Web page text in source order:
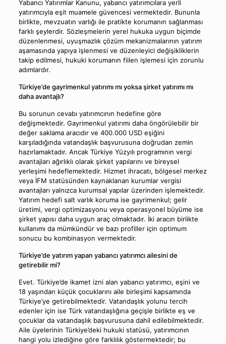
Yabancı Yatırımlar Kanunu, yabancı yatırımcılara yerli
yatırımcıyla eşit muamele güvencesi vermektedir. Bununla
birlikte, mevzuatın varlığı ile pratikte korumanın sağlanması
farklı şeylerdir. Sözleşmelerin yerel hukuka uygun biçimde
düzenlenmesi, uyuşmazlık çözüm mekanizmalarının yatırım
aşamasında yapıya işlenmesi ve düzenleyici değişikliklerin
takip edilmesi, hukuki korumanın fiilen işlemesi için zorunlu
adımlardır.
Türkiye’de gayrimenkul yatırımı mı yoksa şirket yatırımı mı
daha avantajlı?
Bu sorunun cevabı yatırımcının hedefine göre
değişmektedir. Gayrimenkul yatırımı daha öngörülebilir bir
değer saklama aracıdır ve 400.000 USD eşiğini
karşıladığında vatandaşlık başvurusuna doğrudan zemin
hazırlamaktadır. Ancak Türkiye Yüzyılı programının vergi
avantajları ağırlıklı olarak şirket yapılarını ve bireysel
yerleşimi hedeflemektedir. Hizmet ihracatı, bölgesel merkez
veya İFM statüsünden kaynaklanan kurumlar vergisi
avantajları yalnızca kurumsal yapılar üzerinden işlemektedir.
Yatırım hedefi salt varlık koruma ise gayrimenkul; gelir
üretimi, vergi optimizasyonu veya operasyonel büyüme ise
şirket yapısı daha uygun araç olmaktadır. İki aracın birlikte
kullanımı da mümkündür ve bazı profiller için optimum
sonucu bu kombinasyon vermektedir.
Türkiye’de yatırım yapan yabancı yatırımcı ailesini de
getirebilir mi?
Evet. Türkiye’de ikamet izni alan yabancı yatırımcı, eşini ve
18 yaşından küçük çocuklarını aile birleşimi kapsamında
Türkiye’ye getirebilmektedir. Vatandaşlık yolunu tercih
edenler için ise Türk vatandaşlığına geçişle birlikte eş ve
çocuklar da vatandaşlık başvurusuna dahil edilebilmektedir.
Aile üyelerinin Türkiye’deki hukuki statüsü, yatırımcının
hangi yolu izlediğine göre farklılık göstermektedir; bu